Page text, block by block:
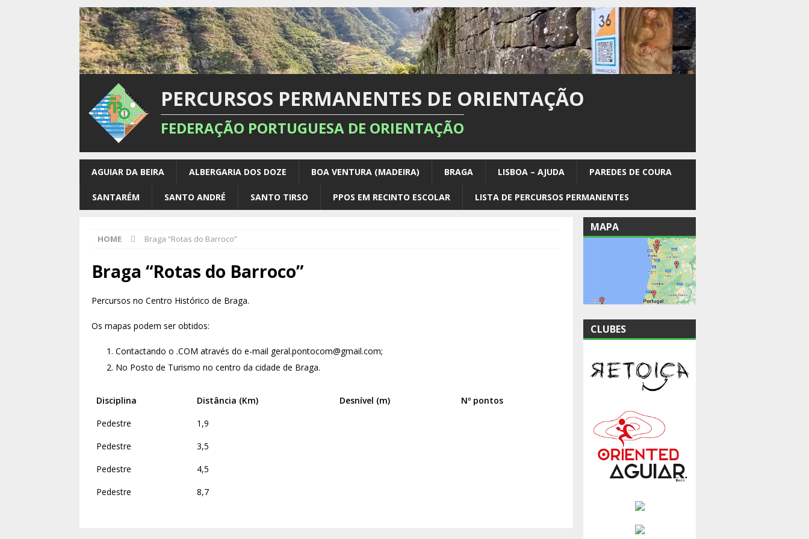
PERCURSOS PERMANENTES DE ORIENTAÇÃO
FEDERAÇÃO PORTUGUESA DE ORIENTAÇÃO
AGUIAR DA BEIRA ALBERGARIA DOS DOZE BOA VENTURA (MADEIRA) BRAGA LISBOA – AJUDA PAREDES DE COURA
SANTARÉM SANTO ANDRÉ SANTO TIRSO PPOS EM RECINTO ESCOLAR LISTA DE PERCURSOS PERMANENTES
HOME Braga “Rotas do Barroco”
Braga “Rotas do Barroco”
Percursos no Centro Histórico de Braga.
Os mapas podem ser obtidos:
Contactando o .COM através do e-mail geral.pontocom@gmail.com;
No Posto de Turismo no centro da cidade de Braga.
Disciplina Distância (Km) Desnível (m)
Nº pontos
Pedestre
1,9
Pedestre
3,5
Pedestre
4,5
Pedestre
8,7
MAPA
CLUBES